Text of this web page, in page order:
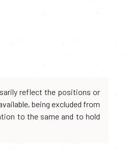
reflect the positions or
being excluded from
to the same and to hold